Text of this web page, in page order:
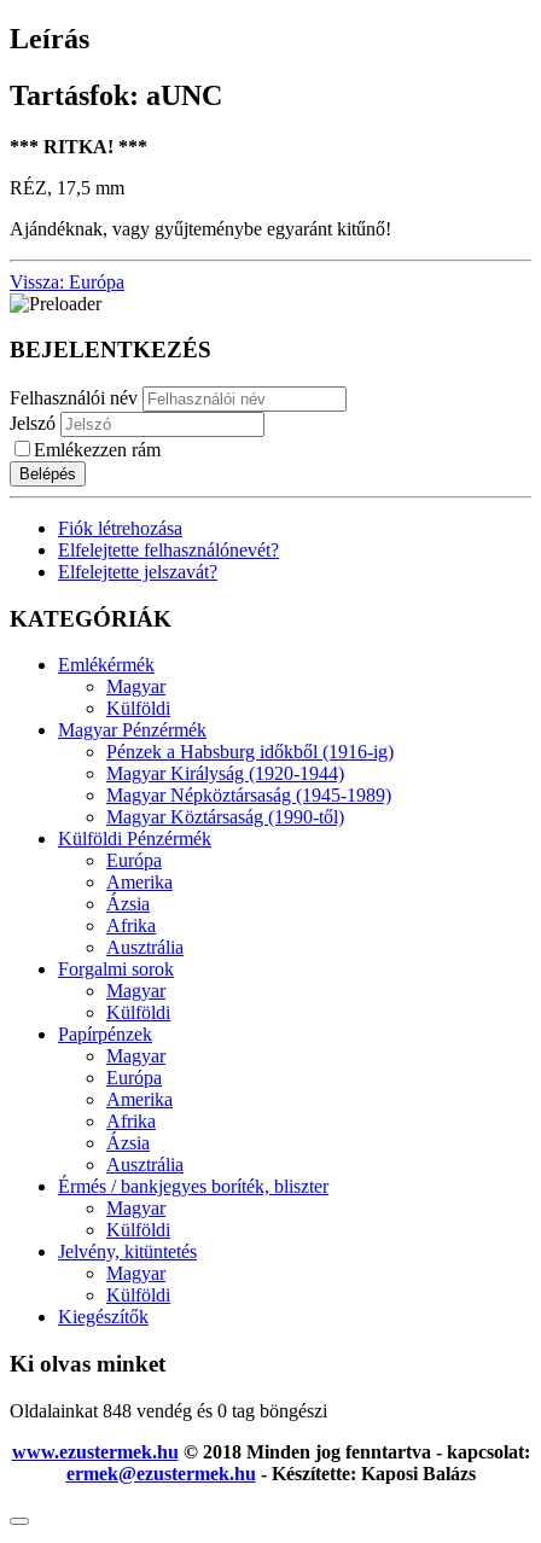
Leírás
Tartásfok: aUNC
*** RITKA! ***
RÉZ, 17,5 mm
Ajándéknak, vagy gyűjteménybe egyaránt kitűnő!
Vissza: Európa
BEJELENTKEZÉS
Felhasználói név
Jelszó
Emlékezzen rám
Belépés
Fiók létrehozása
Elfelejtette felhasználónevét?
Elfelejtette jelszavát?
KATEGÓRIÁK
Emlékérmék
Magyar
Külföldi
Magyar Pénzérmék
Pénzek a Habsburg időkből (1916-ig)
Magyar Királyság (1920-1944)
Magyar Népköztársaság (1945-1989)
Magyar Köztársaság (1990-től)
Külföldi Pénzérmék
Európa
Amerika
Ázsia
Afrika
Ausztrália
Forgalmi sorok
Magyar
Külföldi
Papírpénzek
Magyar
Európa
Amerika
Afrika
Ázsia
Ausztrália
Érmés / bankjegyes boríték, bliszter
Magyar
Külföldi
Jelvény, kitüntetés
Magyar
Külföldi
Kiegészítők
Ki olvas minket
Oldalainkat 848 vendég és 0 tag böngészi
www.ezustermek.hu © 2018 Minden jog fenntartva - kapcsolat:
ermek@ezustermek.hu - Készítette: Kaposi Balázs